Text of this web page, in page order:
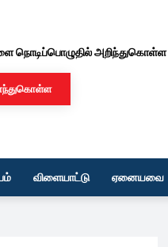
நொடிப்பொழுதில் அறிந்துகொள்ள
விளையாட்டு ஏனையவை